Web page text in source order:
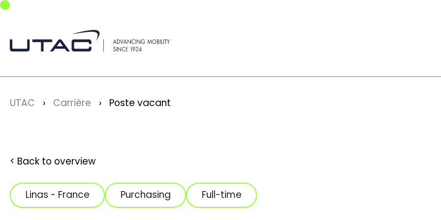
Skip to main navigation
Skip to main content
Skip to page footer
You are here:
UTAC Carrière Poste vacant
Back to overview
Linas - France Purchasing Full-time